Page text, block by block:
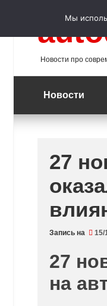
Новости про
Новости
27
Запись на 15/
27
на
Мы